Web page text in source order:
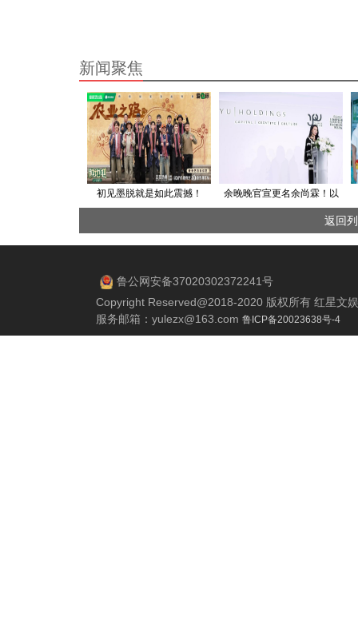
新闻聚焦
初见墨脱就是如此震撼！
余晚晚官宣更名余尚霖！以
新身份启新程，深耕东方美
学赋能青年成长
返回
鲁公网安备37020302372241号
Copyright Reserved@2018-2020 版权所有 红星文
服务邮箱： yulezx@163.com 鲁ICP备20023638号-4